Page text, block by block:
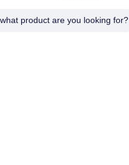
product are you looking for?